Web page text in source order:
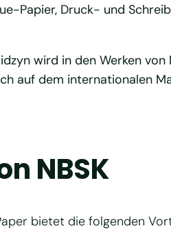
Papier, Druck- und
wird in den Werken von
auf dem internationalen
NBSK
bietet die folgenden